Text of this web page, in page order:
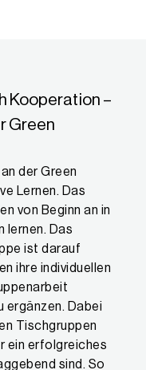
Kooperation –
Green
der Green
Lernen. Das
von Beginn an in
lernen. Das
ist darauf
ihre individuellen
ergänzen. Dabei
Tischgruppen
ein erfolgreiches
sind. So